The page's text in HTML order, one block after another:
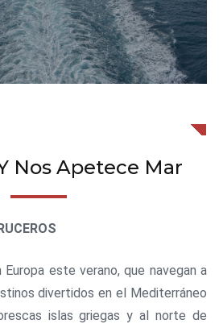
Nos Apetece Mar
este verano, que navegan a
divertidos en el Mediterráneo
islas griegas y al norte de